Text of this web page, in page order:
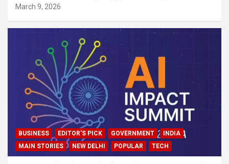
March 9, 2026
BUSINESS EDITOR'S PICK GOVERNMENT
INDIA
MAIN STORIES
NEW DELHI POPULAR TECH